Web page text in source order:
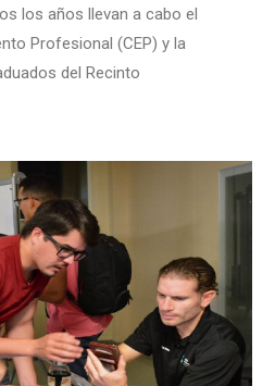
los años llevan a cabo el
Profesional (CEP) y la
del Recinto